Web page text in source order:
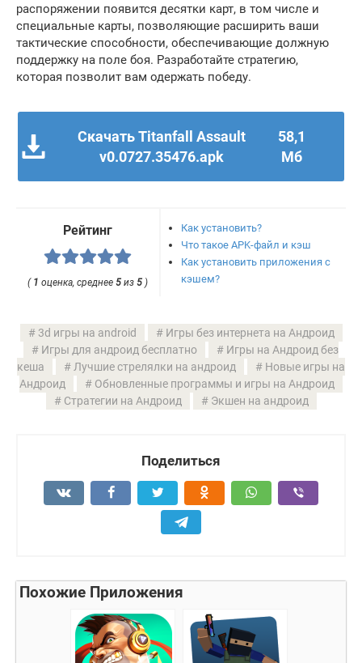
распоряжении появится десятки карт, в том числе и
специальные карты, позволяющие расширить ваши
тактические способности, обеспечивающие должную
поддержку на поле боя. Разработайте стратегию,
которая позволит вам одержать победу.
Скачать Titanfall Assault
v0.0727.35476.apk
58,1
Мб
Рейтинг
( 1 оценка, среднее5 из5 )
Как установить?
Что такое APK-файл и кэш
Как установить приложения с
кэшем?
3d игры на android
Игры без интернета на Андроид
Игры для андроид бесплатно
Игры на Андроид без
кеша
Лучшие стрелялки на андроид
Новые игры на
Андроид
Обновленные программы и игры на Андроид
Стратегии на Андроид
Экшен на андроид
Поделиться
Похожие Приложения